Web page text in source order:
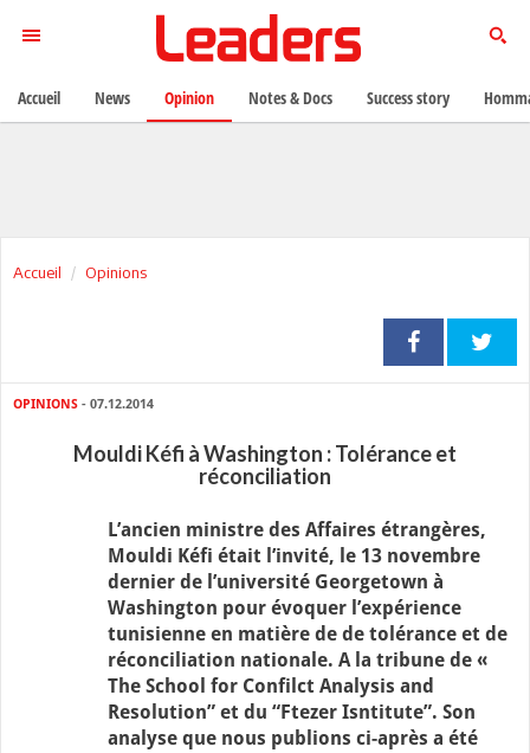
Accueil Opinions
OPINIONS - 07.12.2014
Mouldi Kéfi à Washington : Tolérance et
réconciliation
L’ancien ministre des Affaires étrangères,
Mouldi Kéfi était l’invité, le 13 novembre
dernier de l’université Georgetown à
Washington pour évoquer l’expérience
tunisienne en matière de de tolérance et de
réconciliation nationale. A la tribune de «
The School for Confilct Analysis and
Resolution” et du “Ftezer Isntitute”. Son
analyse que nous publions ci-après a été
Accueil News Opinion Notes & Docs Success story